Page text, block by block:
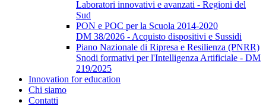
Laboratori innovativi e avanzati - Regioni del
Sud
PON e POC per la Scuola 2014-2020
DM 38/2026 - Acquisto dispositivi e Sussidi
Piano Nazionale di Ripresa e Resilienza (PNRR)
Snodi formativi per l'Intelligenza Artificiale - DM
219/2025
Innovation for education
Chi siamo
Contatti